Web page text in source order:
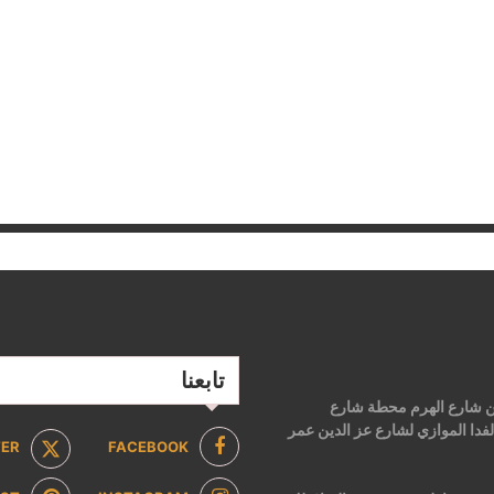
من شارع الهرم محطة شارع
الموازي لشارع عز الدين عمر
تابعنا
FACEBOOK